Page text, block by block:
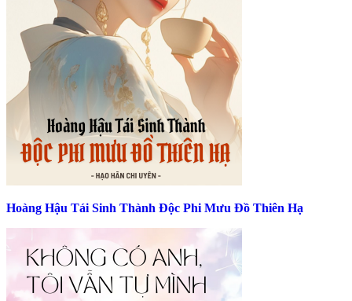
Hoàng Hậu Tái Sinh Thành Độc Phi Mưu Đồ Thiên Hạ